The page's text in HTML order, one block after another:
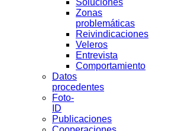
Soluciones
Zonas
problemáticas
Reivindicaciones
Veleros
Entrevista
Comportamiento
Datos
procedentes
Foto-
ID
Publicaciones